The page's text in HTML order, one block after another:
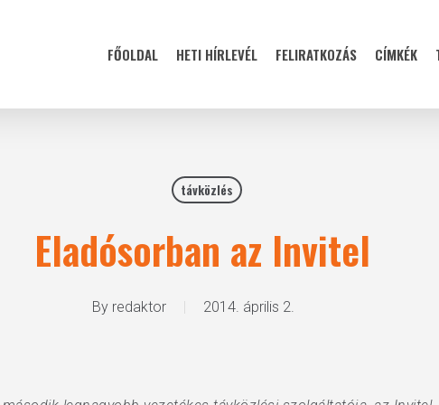
FŐOLDAL HETI HÍRLEVÉL FELIRATKOZÁS CÍMKÉK
távközlés
Eladósorban az Invitel
By redaktor 2014. április 2.